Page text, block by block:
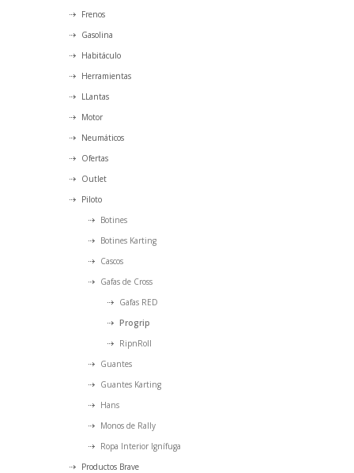
Frenos
Gasolina
Habitáculo
Herramientas
LLantas
Motor
Neumáticos
Ofertas
Outlet
Piloto
Botines
Botines Karting
Cascos
Gafas de Cross
Gafas RED
Progrip
RipnRoll
Guantes
Guantes Karting
Hans
Monos de Rally
Ropa Interior Ignífuga
Productos Brave